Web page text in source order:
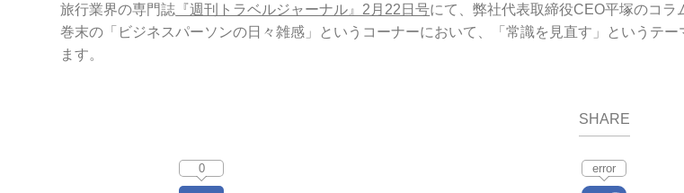
旅行業界の専門誌 『週刊トラベルジャーナル』2月22日号にて、弊社代表取締役CEO平塚のコラ
巻末の「ビジネスパーソンの日々雑感」というコーナーにおいて、「常識を見直す」というテ
ます。
SHARE
0 error